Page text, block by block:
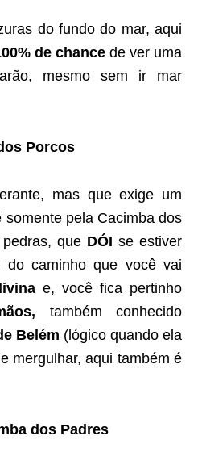
do fundo do mar, aqui
de chancede ver uma
mesmo sem ir mar
Porcos
mas que exige um
pela Cacimba dos
que DÓI se estiver
do caminho que você vai
e, você fica pertinho
também conhecido
Belém (lógico quando ela
mergulhar, aqui também é
dos Padres